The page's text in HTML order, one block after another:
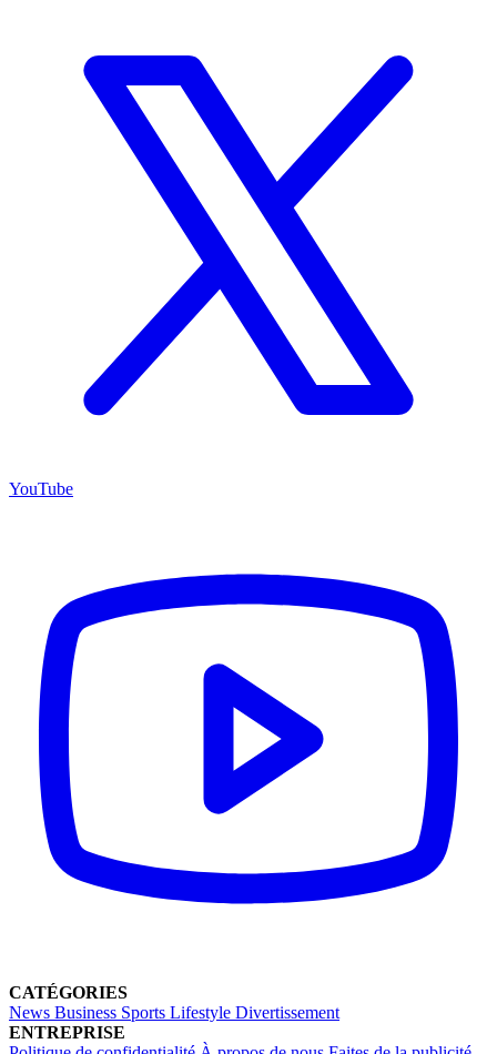
YouTube
CATÉGORIES
News Business Sports Lifestyle Divertissement
ENTREPRISE